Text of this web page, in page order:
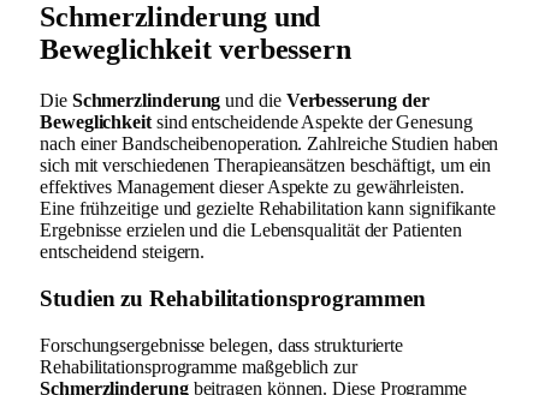
Schmerzlinderung und
Beweglichkeit verbessern
Die Schmerzlinderung und die Verbesserung der
Beweglichkeitsind entscheidende Aspekte der Genesung
nach einer Bandscheibenoperation. Zahlreiche Studien haben
sich mit verschiedenen Therapieansätzen beschäftigt, um ein
effektives Management dieser Aspekte zu gewährleisten.
Eine frühzeitige und gezielte Rehabilitation kann signifikante
Ergebnisse erzielen und die Lebensqualität der Patienten
entscheidend steigern.
Studien zu Rehabilitationsprogrammen
Forschungsergebnisse belegen, dass strukturierte
Rehabilitationsprogramme maßgeblich zur
Schmerzlinderungbeitragen können. Diese Programme